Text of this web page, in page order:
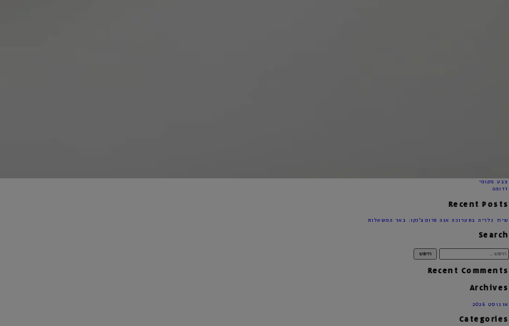
צבע מקומי
דרומה
Recent Posts
שיח גלריה בתערוכה אנה פרומצ'נקו: באר המשאלות
Search
Recent Comments
Archives
אוגוסט 2026
Categories